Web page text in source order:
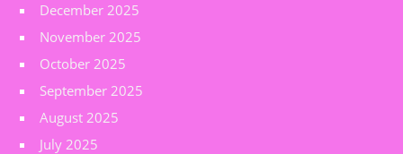
December 2025
November 2025
October 2025
September 2025
August 2025
July 2025